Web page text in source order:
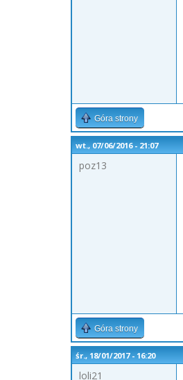
Góra strony
wt., 07/06/2016 - 21:07
poz13
Góra strony
śr., 18/01/2017 - 16:20
loli21